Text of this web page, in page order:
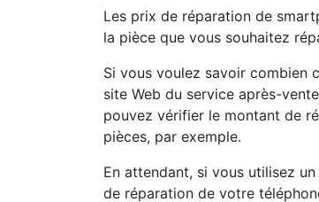
Les prix de réparation de
la pièce que vous souhaitez
Si vous voulez savoir combien
site Web du service après-
pouvez vérifier le montant de
pièces, par exemple.
En attendant, si vous utilisez
de réparation de votre